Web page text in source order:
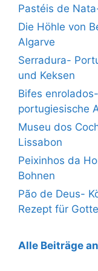
Pastéis de
Die Höhle von
Algarve
Serradura-
und Keksen
Bifes
portugiesische
Museu dos
Lissabon
Peixinhos da
Bohnen
Pão de Deus-
Rezept für
Alle Beiträge